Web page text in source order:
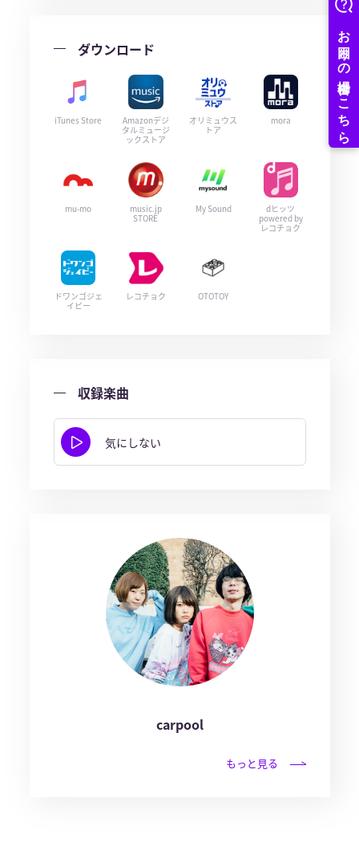
ダウンロード
iTunes Store
Amazonデジ
タルミュージ
ックストア
オリミュウス
トア
mora
mu-mo
music.jp
STORE
My Sound
dヒッツ
powered by
レコチョク
ドワンゴジェ
イピー
レコチョク OTOTOY
収録楽曲
気にしない
carpool
もっと見る